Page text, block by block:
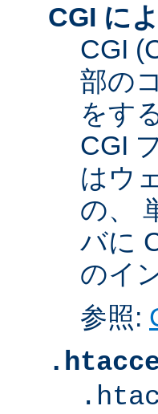
CGI に
CGI
部の
をす
CGI
はウ
の、
バに
のイ
参照: